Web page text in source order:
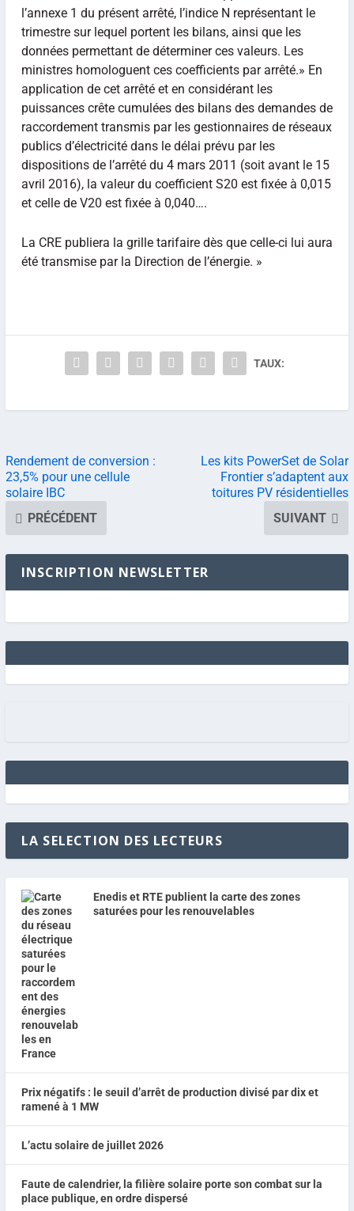
l’annexe 1 du présent arrêté, l’indice N représentant le
trimestre sur lequel portent les bilans, ainsi que les
données permettant de déterminer ces valeurs. Les
ministres homologuent ces coefficients par arrêté.» En
application de cet arrêté et en considérant les
puissances crête cumulées des bilans des demandes de
raccordement transmis par les gestionnaires de réseaux
publics d’électricité dans le délai prévu par les
dispositions de l’arrêté du 4 mars 2011 (soit avant le 15
avril 2016), la valeur du coefficient S20 est fixée à 0,015
et celle de V20 est fixée à 0,040….
La CRE publiera la grille tarifaire dès que celle-ci lui aura
été transmise par la Direction de l’énergie. »
TAUX:
Rendement de conversion :
23,5% pour une cellule
solaire IBC
PRÉCÉDENT
Les kits PowerSet de Solar
Frontier s’adaptent aux
toitures PV résidentielles
SUIVANT
INSCRIPTION NEWSLETTER
LA SELECTION DES LECTEURS
Enedis et RTE publient la carte des zones
saturées pour les renouvelables
Prix négatifs : le seuil d’arrêt de production divisé par dix et
ramené à 1 MW
L’actu solaire de juillet 2026
Faute de calendrier, la filière solaire porte son combat sur la
place publique, en ordre dispersé